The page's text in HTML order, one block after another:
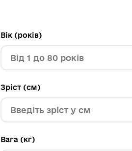
Вік (років)
Зріст (см)
Вага (кг)